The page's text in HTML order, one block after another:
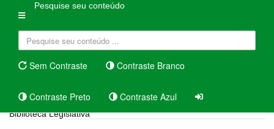
Pesquise seu conteúdo
Sem Contraste Contraste Branco
Contraste Preto Contraste Azul
Biblioteca Legislativa